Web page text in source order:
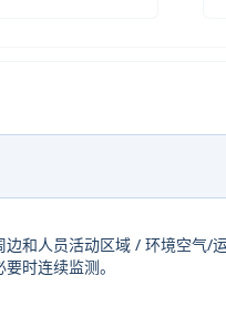
边和人员活动区域 / 环境空气/
时连续监测。